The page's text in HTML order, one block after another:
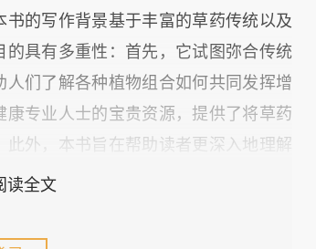
的写作背景基于丰富的草药传统以及
具有多重性：首先，它试图弥合传统
们了解各种植物组合如何共同发挥增
专业人士的宝贵资源，提供了将草药
外，本书旨在帮助读者更深入地理解
选择和使用草药时做出明智的决策。
合，鼓励人们采取将草药疗法纳入平
书力求成为一部全面且易于理解的指
读全文